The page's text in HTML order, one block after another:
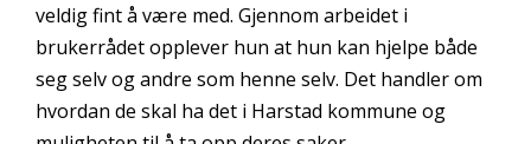
veldig fint å være med. Gjennom arbeidet i
brukerrådet opplever hun at hun kan hjelpe både
seg selv og andre som henne selv. Det handler om
hvordan de skal ha det i Harstad kommune og